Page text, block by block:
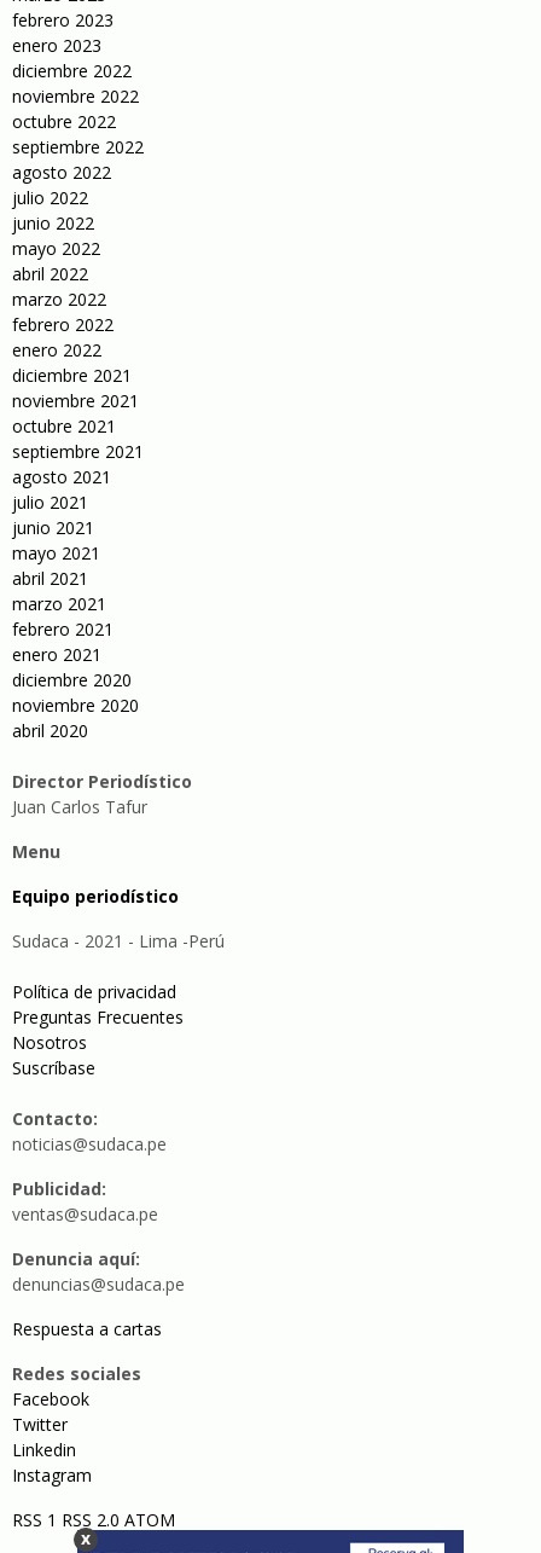
febrero 2023
enero 2023
diciembre 2022
noviembre 2022
octubre 2022
septiembre 2022
agosto 2022
julio 2022
junio 2022
mayo 2022
abril 2022
marzo 2022
febrero 2022
enero 2022
diciembre 2021
noviembre 2021
octubre 2021
septiembre 2021
agosto 2021
julio 2021
junio 2021
mayo 2021
abril 2021
marzo 2021
febrero 2021
enero 2021
diciembre 2020
noviembre 2020
abril 2020
Director Periodístico
Juan Carlos Tafur
Menu
Equipo periodístico
Sudaca - 2021 - Lima -Perú
Política de privacidad
Preguntas Frecuentes
Nosotros
Suscríbase
Contacto:
noticias@sudaca.pe
Publicidad:
ventas@sudaca.pe
Denuncia aquí:
denuncias@sudaca.pe
Respuesta a cartas
Redes sociales
Facebook
Twitter
Linkedin
Instagram
RSS 1 RSS 2.0 ATOM
x